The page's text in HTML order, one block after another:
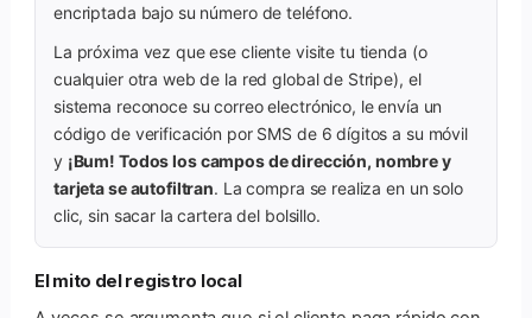
encriptada bajo su número de teléfono.
La próxima vez que ese cliente visite tu tienda (o
cualquier otra web de la red global de Stripe), el
sistema reconoce su correo electrónico, le envía un
código de verificación por SMS de 6 dígitos a su móvil
y ¡Bum! Todos los campos de dirección, nombre y
tarjeta se autofiltran. La compra se realiza en un solo
clic, sin sacar la cartera del bolsillo.
El mito del registro local